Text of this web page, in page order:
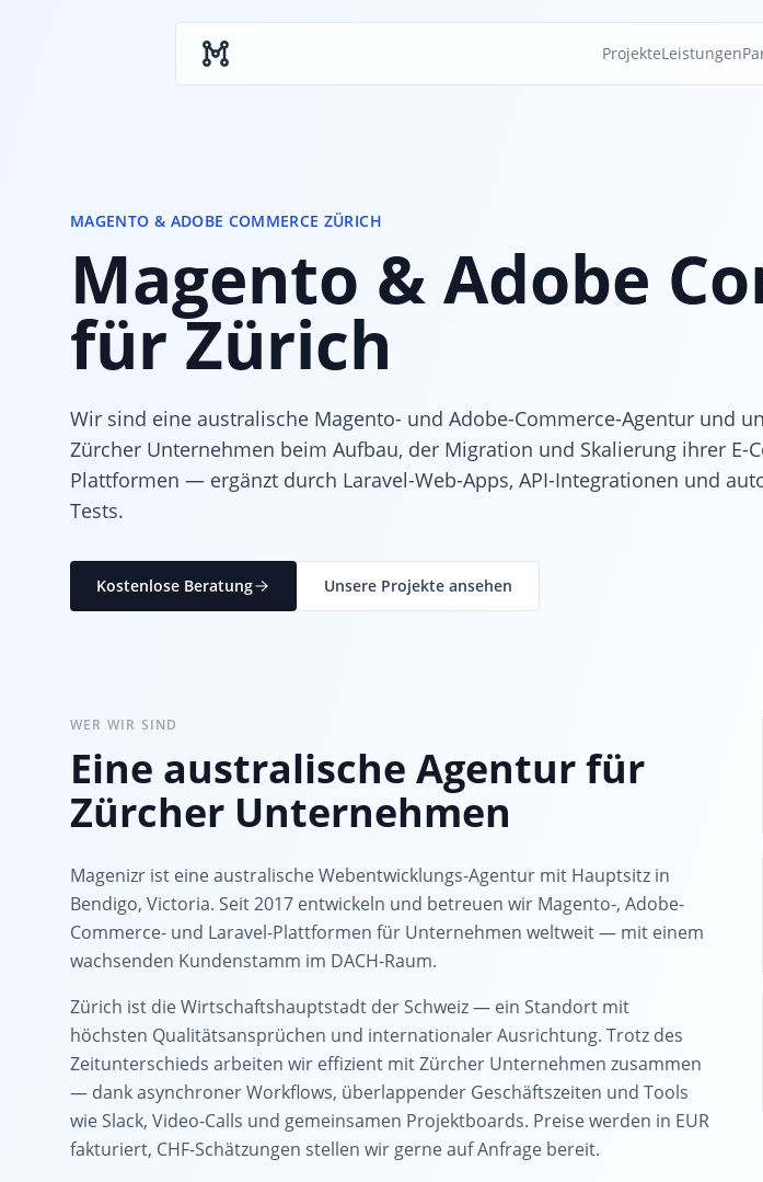
ProjekteLeistungen
MAGENTO & ADOBE COMMERCE ZÜRICH
Magento & Adobe
für Zürich
Wir sind eine australische Magento- und Adobe-Commerce-Agentur und
Zürcher Unternehmen beim Aufbau, der Migration und Skalierung ihrer E-
Plattformen — ergänzt durch Laravel-Web-Apps, API-Integrationen und
Tests.
Kostenlose Beratung Unsere Projekte ansehen
WER WIR SIND
Eine australische Agentur für
Zürcher Unternehmen
Magenizr ist eine australische Webentwicklungs-Agentur mit Hauptsitz in
Bendigo, Victoria. Seit 2017 entwickeln und betreuen wir Magento-, Adobe-
Commerce- und Laravel-Plattformen für Unternehmen weltweit — mit einem
wachsenden Kundenstamm im DACH-Raum.
Zürich ist die Wirtschaftshauptstadt der Schweiz — ein Standort mit
höchsten Qualitätsansprüchen und internationaler Ausrichtung. Trotz des
Zeitunterschieds arbeiten wir effizient mit Zürcher Unternehmen zusammen
— dank asynchroner Workflows, überlappender Geschäftszeiten und Tools
wie Slack, Video-Calls und gemeinsamen Projektboards. Preise werden in EUR
fakturiert, CHF-Schätzungen stellen wir gerne auf Anfrage bereit.